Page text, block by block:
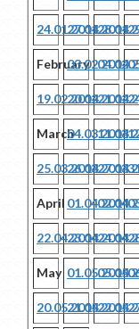
24.01.201427.01.2014
February03.02.2014
19.02.201420.02.2014
March04.03.2014
25.03.201426.03.2014
April 01.04.2014
22.04.201423.04.2014
May 01.05.2014
20.05.201421.05.2014